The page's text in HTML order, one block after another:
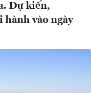
Dự kiến,
hành vào ngày